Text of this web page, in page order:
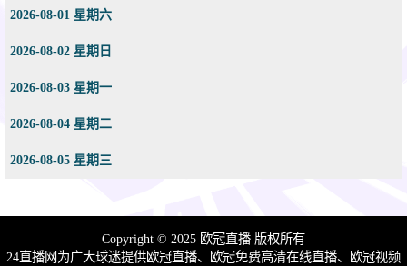
2026-08-01 星期六
2026-08-02 星期日
2026-08-03 星期一
2026-08-04 星期二
2026-08-05 星期三
Copyright © 2025 欧冠直播 版权所有
24直播网为广大球迷提供欧冠直播、欧冠免费高清在线直播、欧冠视频